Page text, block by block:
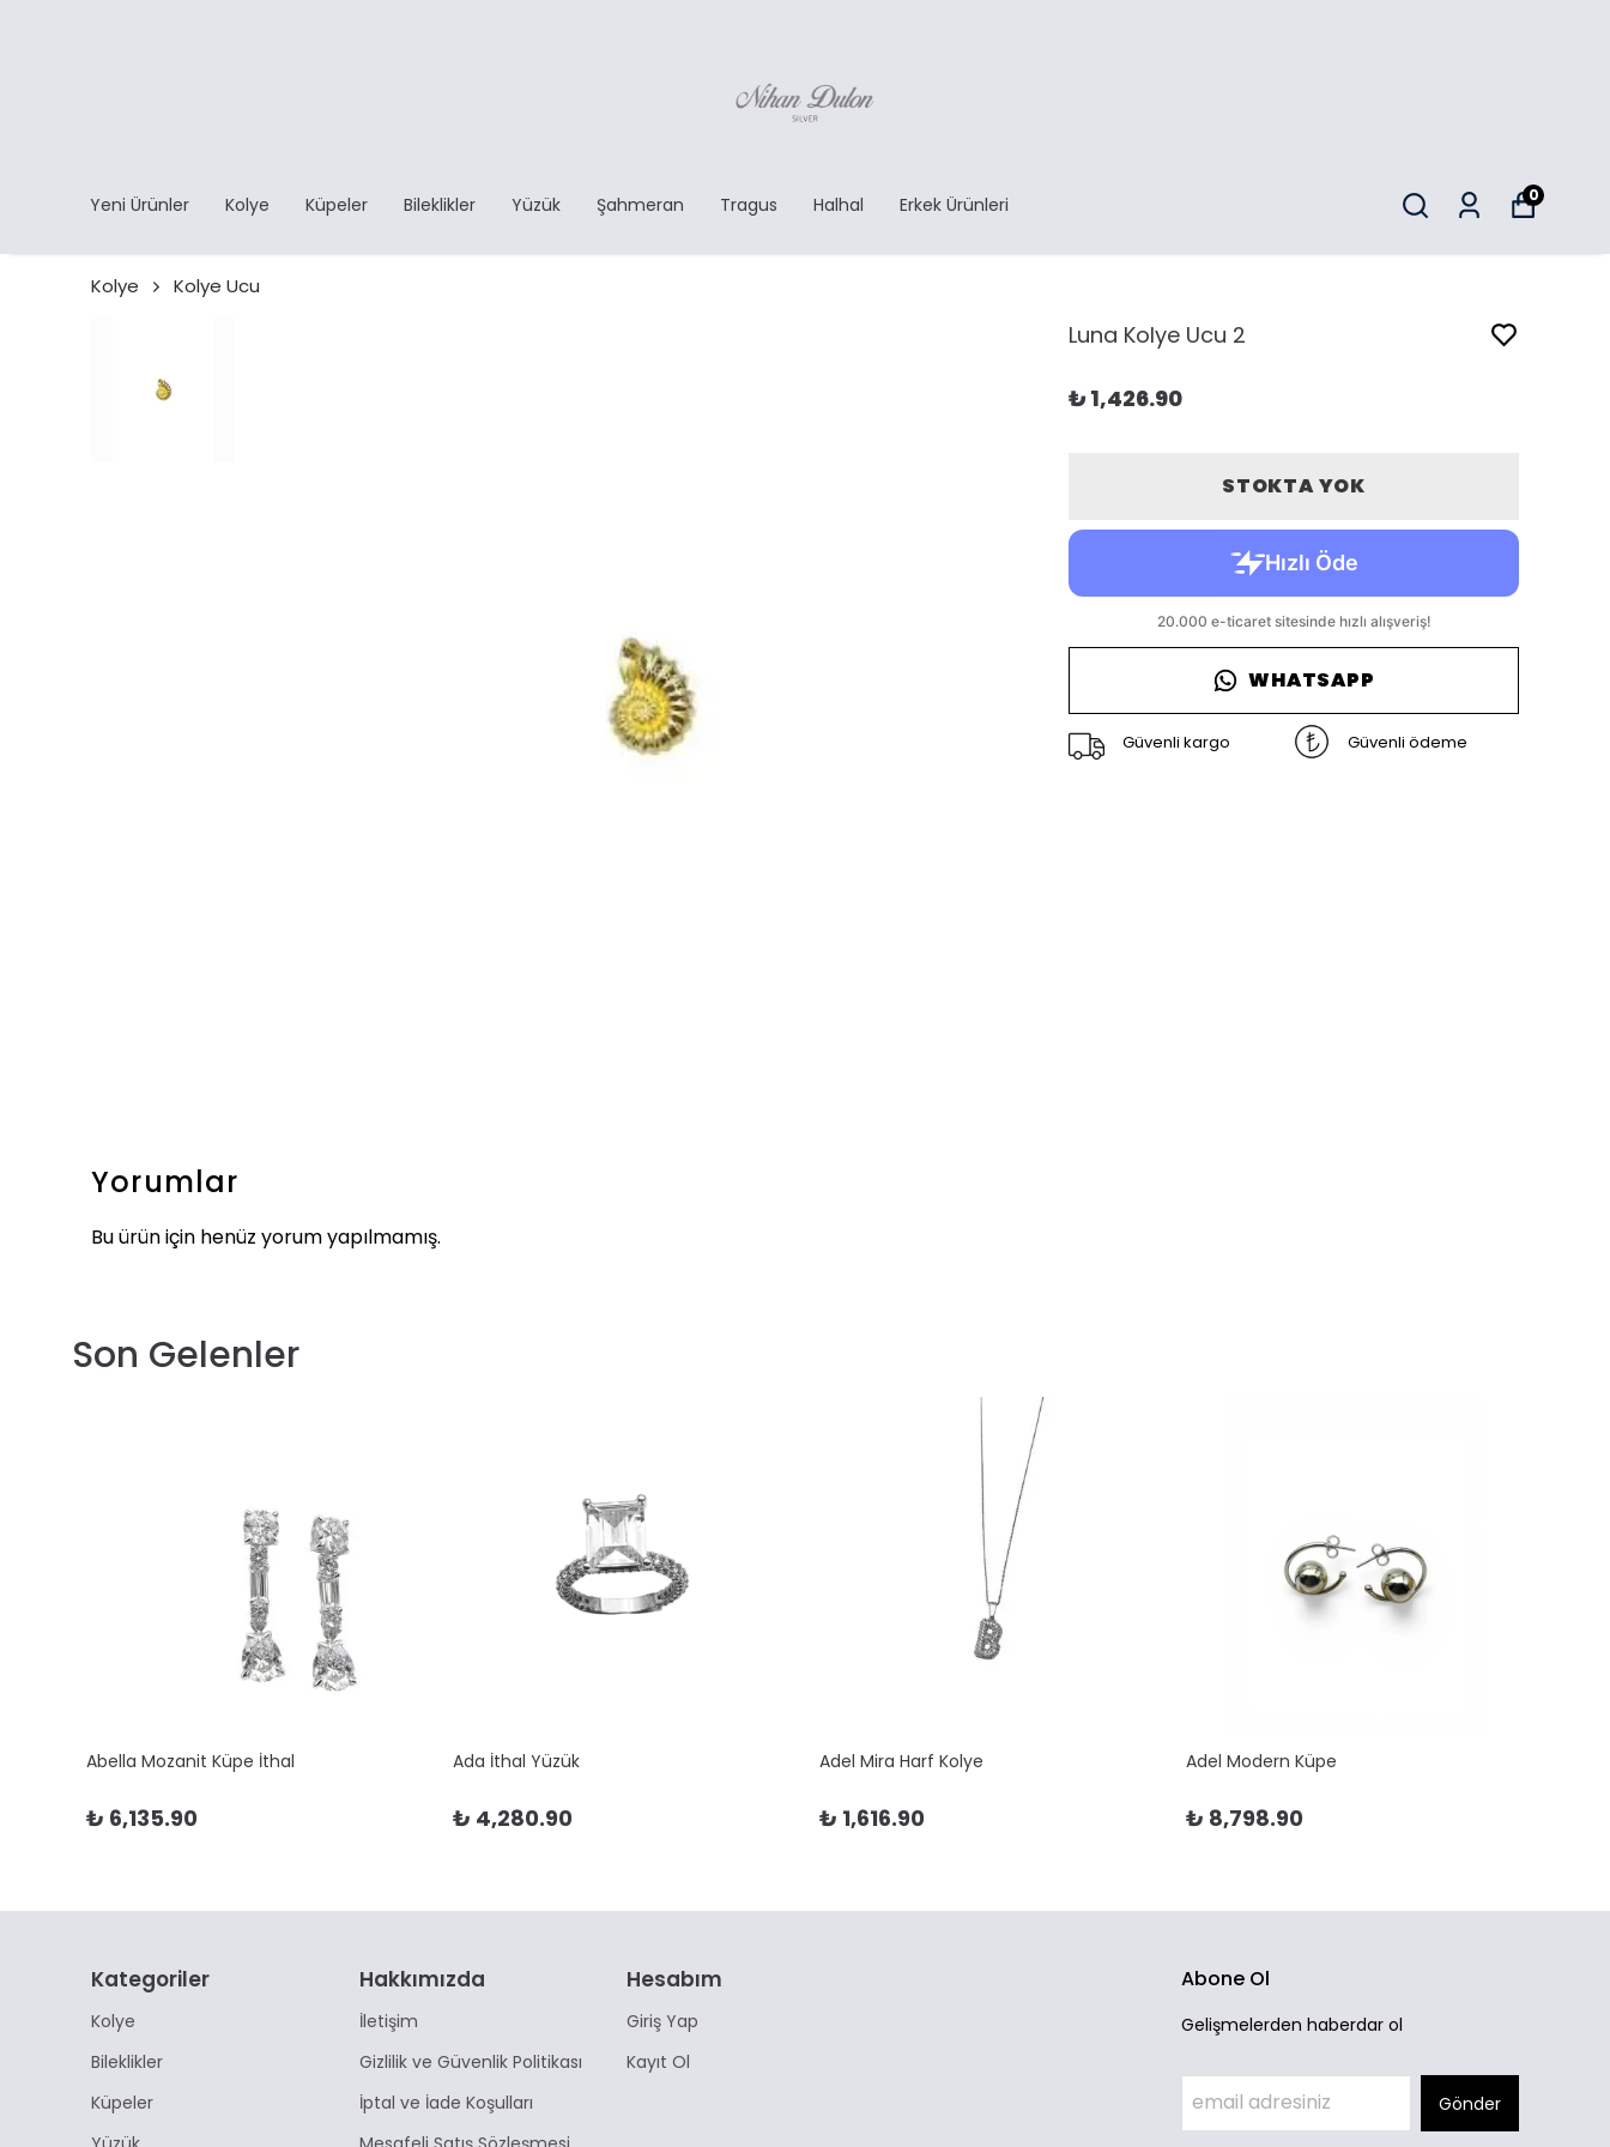
Yeni Ürünler Kolye Küpeler Bileklikler Yüzük Şahmeran Tragus Halhal Erkek Ürünleri 0
Kolye Kolye Ucu
Luna Kolye Ucu 2
₺ 1,426.90
STOKTA YOK
WHATSAPP
Güvenli kargo Güvenli ödeme
Yorumlar
Bu ürün için henüz yorum yapılmamış.
Son Gelenler
Abella Mozanit Küpe İthal
₺ 6,135.90
Ada İthal Yüzük
₺ 4,280.90
Adel Mira Harf Kolye
₺ 1,616.90
Adel Modern Küpe
₺ 8,798.90
Kategoriler
Kolye
Bileklikler
Küpeler
Hakkımızda
İletişim
Gizlilik ve Güvenlik Politikası
İptal ve İade Koşulları
Hesabım
Giriş Yap
Kayıt Ol
Abone Ol
Gelişmelerden haberdar ol
Gönder